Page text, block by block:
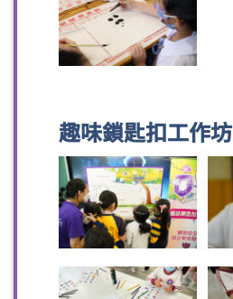
趣味鎖匙扣工作坊